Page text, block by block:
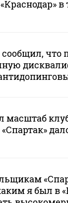
что
масштаб
«Спартак»
я был в